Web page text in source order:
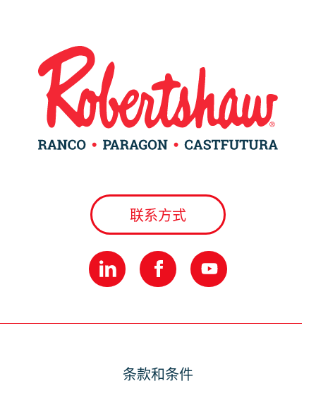
联系方式
条款和条件